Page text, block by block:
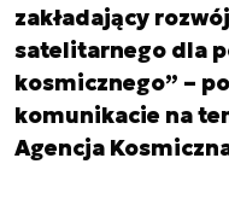
zakładający
satelitarnego dla
kosmicznego” –
komunikacie na
Agencja